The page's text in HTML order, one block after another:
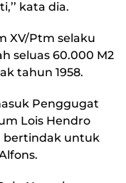
kata dia.
XV/Ptm selaku
seluas 60.000 M2
tahun 1958.
Penggugat
Lois Hendro
bertindak untuk